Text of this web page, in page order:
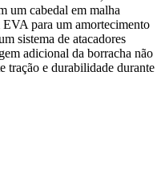
um cabedal em malha
para um amortecimento
sistema de atacadores
adicional da borracha não
tração e durabilidade durante